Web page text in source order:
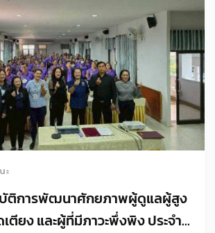
ะ
ติการพัฒนาศักยภาพผู้ดูแลผู้สูง
ตียง และผู้ที่มีภาวะพึ่งพิง ประจำปี